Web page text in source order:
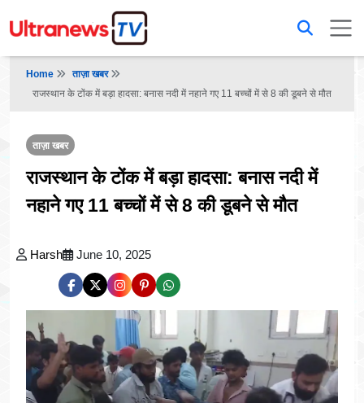
Home
ताज़ा खबर
राजस्थान के टोंक में बड़ा हादसा: बनास नदी में नहाने गए 11 बच्चों में से 8 की डूबने से मौत
ताज़ा खबर
राजस्थान के टोंक में बड़ा हादसा: बनास नदी में
नहाने गए 11 बच्चों में से 8 की डूबने से मौत
Harsh June 10, 2025